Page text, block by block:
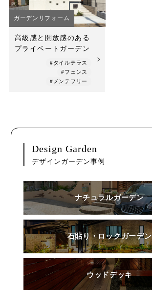
ガーデンリフォーム
高級感と開放感のある
プライベートガーデン
#タイルテラス
#フェンス
#メンテフリー
Design Garden
デザインガーデン事例
ナチュラルガーデン
石貼り・ロックガーデン
ウッドデッキ